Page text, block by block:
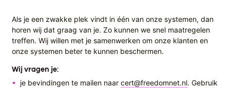
Als je een zwakke plek vindt in één van onze systemen, dan
horen wij dat graag van je. Zo kunnen we snel maatregelen
treffen. Wij willen met je samenwerken om onze klanten en
onze systemen beter te kunnen beschermen.
Wij vragen je:
je bevindingen te mailen naarcert@freedomnet.nl. Gebruik